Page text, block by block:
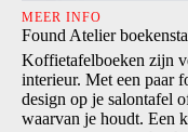
MEER INFO
Found Atelier
Koffietafelboeken zijn
interieur. Met een paar
design op je salontafel
waarvan je houdt. Een